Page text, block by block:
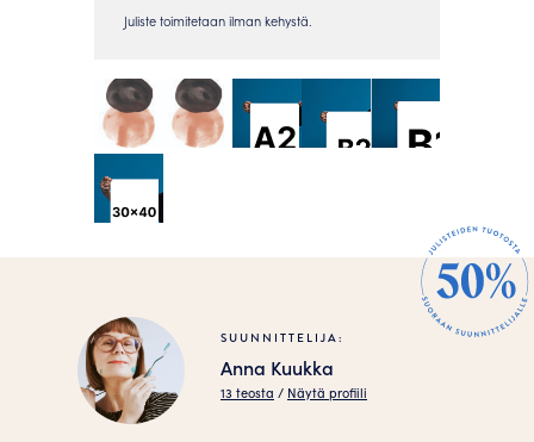
SUUNNITTELIJA:
Anna Kuukka
13 teosta / Näytä profiili